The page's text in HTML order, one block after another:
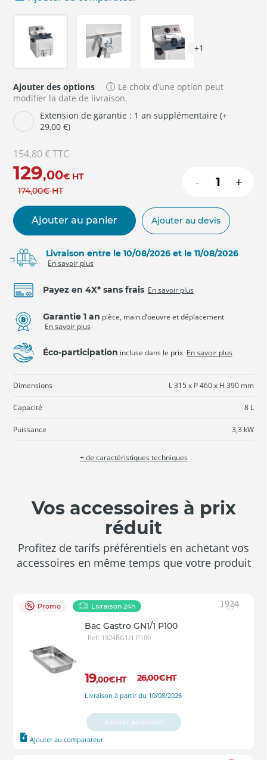
+1
Ajouter des options
Le choix d’une option peut
modifier la date de livraison.
Extension de garantie : 1 an supplémentaire (+
29,00 €)
154,80 €TTC
129,00€ HT
174,00€ HT
- +
Ajouter au panier Ajouter au devis
Livraison entre le 10/08/2026 et le 11/08/2026
En savoir plus
Payez en 4X* sans frais En savoir plus
Garantie 1 an pièce, main d’oeuvre et déplacement
En savoir plus
Éco-participation incluse dans le prix En savoir plus
Dimensions L 315 x P 460 x H 390 mm
Capacité 8 L
Puissance 3,3 kW
+ de caractéristiques techniques
Vos accessoires à prix
réduit
Profitez de tarifs préférentiels en achetant vos
accessoires en même temps que votre produit
Promo Livraison 24h
Bac Gastro GN1/1 P100
Ref: 1924BG1/1 P100
19,00€HT 26,00€HT
Livraison à partir du 10/08/2026
Ajouter au comparateur
Ajouter au panier